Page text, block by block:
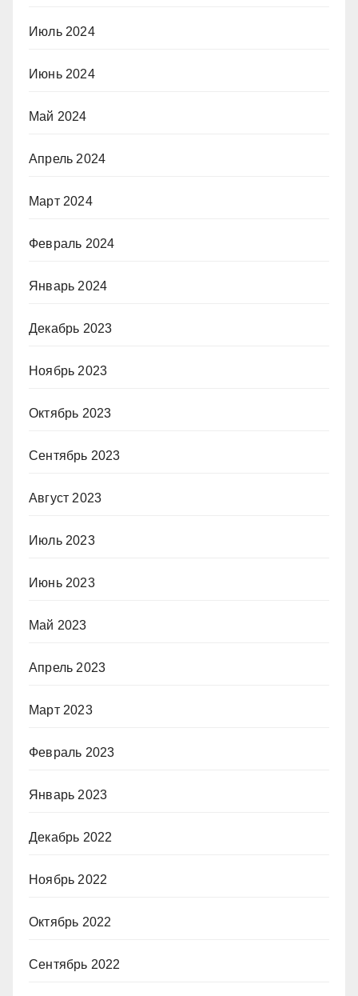
Июль 2024
Июнь 2024
Май 2024
Апрель 2024
Март 2024
Февраль 2024
Январь 2024
Декабрь 2023
Ноябрь 2023
Октябрь 2023
Сентябрь 2023
Август 2023
Июль 2023
Июнь 2023
Май 2023
Апрель 2023
Март 2023
Февраль 2023
Январь 2023
Декабрь 2022
Ноябрь 2022
Октябрь 2022
Сентябрь 2022